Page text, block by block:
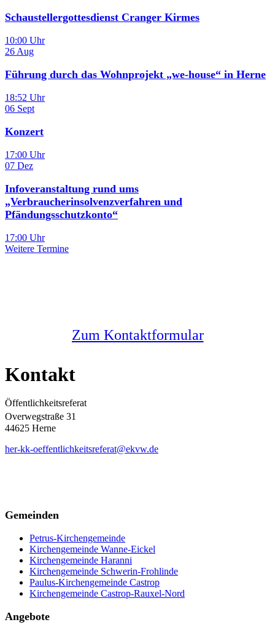
Schaustellergottesdienst Cranger Kirmes
10:00 Uhr
26 Aug
Führung durch das Wohnprojekt „we-house“ in Herne
18:52 Uhr
06 Sept
Konzert
17:00 Uhr
07 Dez
Infoveranstaltung rund ums
„Verbraucherinsolvenzverfahren und
Pfändungsschutzkonto“
17:00 Uhr
Weitere Termine
Zum Kontaktformular
Kontakt
Öffentlichkeitsreferat
Overwegstraße 31
44625 Herne
her-kk-oeffentlichkeitsreferat@ekvw.de
Gemeinden
Petrus-Kirchengemeinde
Kirchengemeinde Wanne-Eickel
Kirchengemeinde Haranni
Kirchengemeinde Schwerin-Frohlinde
Paulus-Kirchengemeinde Castrop
Kirchengemeinde Castrop-Rauxel-Nord
Angebote